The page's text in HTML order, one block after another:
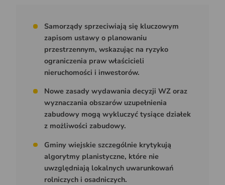
Samorządy sprzeciwiają się kluczowym
zapisom ustawy o planowaniu
przestrzennym, wskazując na ryzyko
ograniczenia praw właścicieli
nieruchomości i inwestorów.
Nowe zasady wydawania decyzji WZ oraz
wyznaczania obszarów uzupełnienia
zabudowy mogą wykluczyć tysiące działek
z możliwości zabudowy.
Gminy wiejskie szczególnie krytykują
algorytmy planistyczne, które nie
uwzględniają lokalnych uwarunkowań
rolniczych i osadniczych.